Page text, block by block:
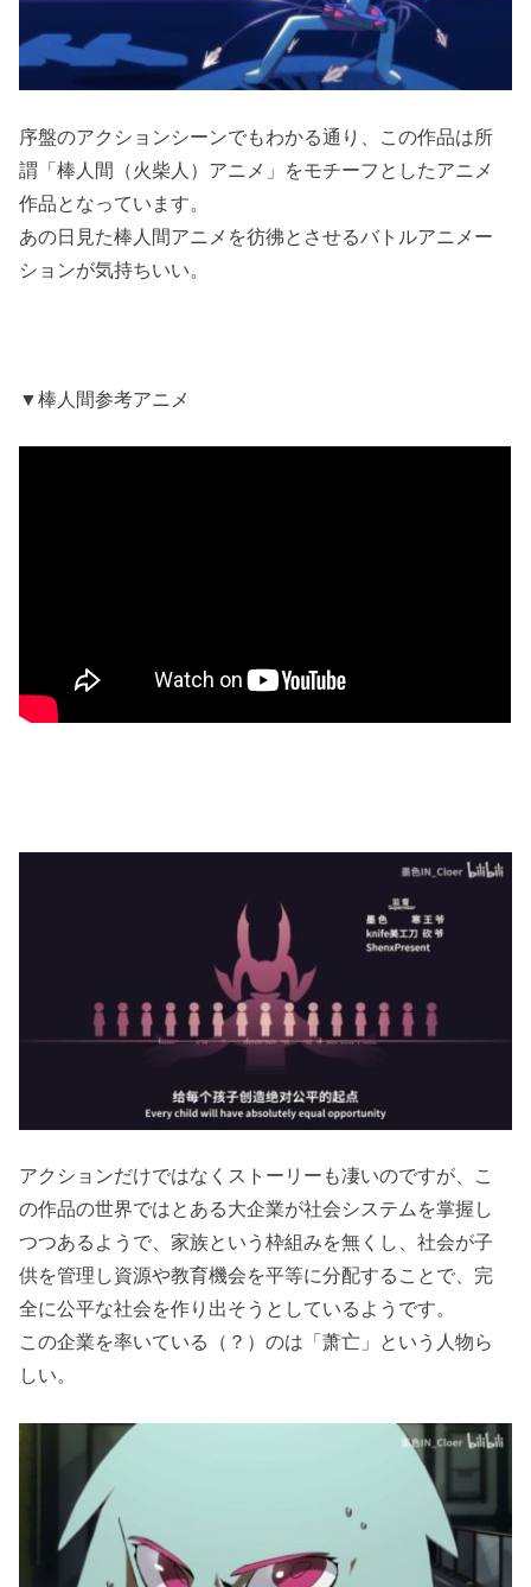
序盤のアクションシーンでもわかる通り、この作品は所
謂「棒人間（火柴人）アニメ」をモチーフとしたアニメ
作品となっています。
あの日見た棒人間アニメを彷彿とさせるバトルアニメー
ションが気持ちいい。
▼棒人間参考アニメ
アクションだけではなくストーリーも凄いのですが、こ
の作品の世界ではとある大企業が社会システムを掌握し
つつあるようで、家族という枠組みを無くし、社会が子
供を管理し資源や教育機会を平等に分配することで、完
全に公平な社会を作り出そうとしているようです。
この企業を率いている（？）のは「萧亡」という人物ら
しい。